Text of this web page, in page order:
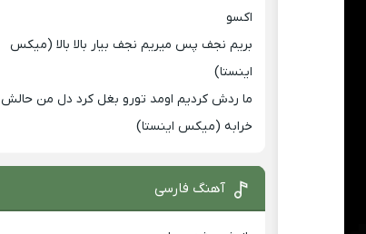
اکسو
بریم نجف پس میریم نجف بیار بالا بالا (میکس
اینستا)
ما ردش کردیم اومد تورو بغل کرد دل من حالش
خرابه (میکس اینستا)
آهنگ فارسی